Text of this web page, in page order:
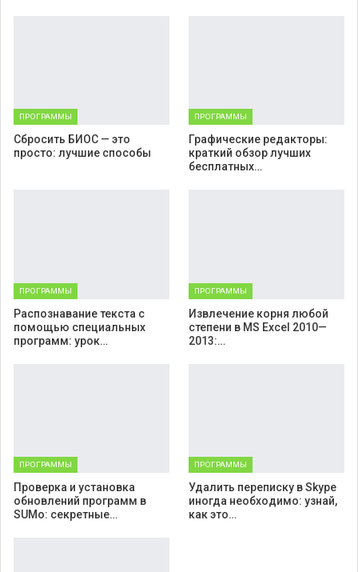
ПРОГРАММЫ
Cбросить БИОС — это
просто: лучшие способы
ПРОГРАММЫ
Графические редакторы:
краткий обзор лучших
бесплатных…
ПРОГРАММЫ
Распознавание текста с
помощью специальных
программ: урок…
ПРОГРАММЫ
Извлечение корня любой
степени в MS Excel 2010—
2013:…
ПРОГРАММЫ
Проверка и установка
обновлений программ в
SUMo: секретные…
ПРОГРАММЫ
Удалить переписку в Skype
иногда необходимо: узнай,
как это…